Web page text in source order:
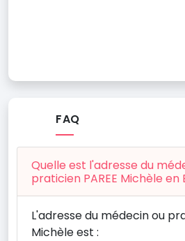
FAQ
Quelle est l'adresse du
praticien PAREE Michèle en
L'adresse du médecin ou
Michèle est :